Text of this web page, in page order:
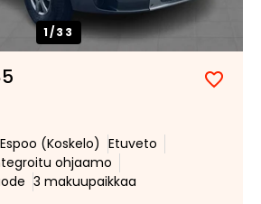
1/33
Lisää
Espoo (Koskelo) Etuveto
ohjaamo
3 makuupaikkaa